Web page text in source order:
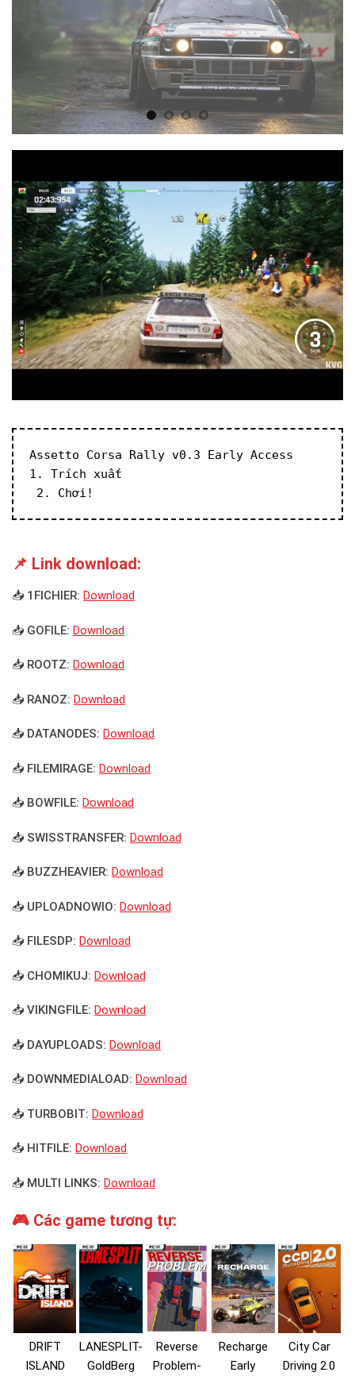
Assetto Corsa Rally v0.3 Early Access
1. Trích xuất
2. Chơi!
📌 Link download:
📥 1FICHIER: Download
📥 GOFILE: Download
📥 ROOTZ: Download
📥 RANOZ: Download
📥 DATANODES: Download
📥 FILEMIRAGE: Download
📥 BOWFILE: Download
📥 SWISSTRANSFER: Download
📥 BUZZHEAVIER: Download
📥 UPLOADNOWIO: Download
📥 FILESDP: Download
📥 CHOMIKUJ: Download
📥 VIKINGFILE: Download
📥 DAYUPLOADS: Download
📥 DOWNMEDIALOAD: Download
📥 TURBOBIT: Download
📥 HITFILE: Download
📥 MULTI LINKS: Download
🎮 Các game tương tự:
DRIFT
ISLAND
LANESPLIT-
GoldBerg
Reverse
Problem-
Recharge
Early
City Car
Driving 2.0